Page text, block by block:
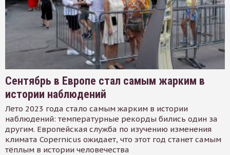
Сентябрь в Европе стал самым жарким в
истории наблюдений
Лето 2023 года стало самым жарким в истории
наблюдений: температурные рекорды бились один за
другим. Европейская служба по изучению изменения
климата Copernicus ожидает, что этот год станет самым
тёплым в истории человечества